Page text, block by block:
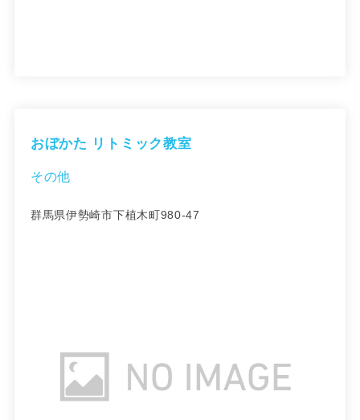
おぼかた リトミック教室
その他
群馬県伊勢崎市下植木町980-47